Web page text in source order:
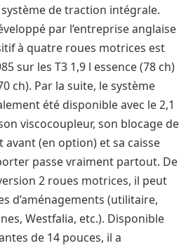
de traction intégrale.
par l’entreprise anglaise
à quatre roues motrices est
sur les T3 1,9 l essence (78 ch)
ch). Par la suite, le système
été disponible avec le 2,1
viscocoupleur, son blocage de
(en option) et sa caisse
passe vraiment partout. De
2 roues motrices, il peut
d’aménagements (utilitaire,
Westfalia, etc.). Disponible
de 14 pouces, il a